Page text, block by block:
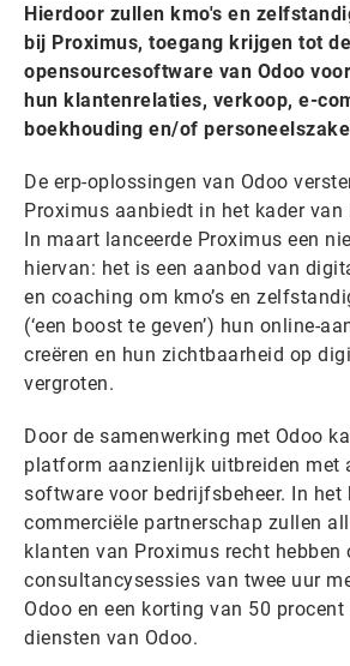
Hierdoor zullen kmo's en
bij Proximus, toegang krijgen tot de
opensourcesoftware van Odoo
hun klantenrelaties, verkoop, e-
boekhouding en/of
De erp-oplossingen van Odoo
Proximus aanbiedt in het kader van
In maart lanceerde Proximus een
hiervan: het is een aanbod van
en coaching om kmo’s en
(‘een boost te geven’) hun online-
creëren en hun zichtbaarheid op
vergroten.
Door de samenwerking met Odoo
platform aanzienlijk uitbreiden met
software voor bedrijfsbeheer. In het
commerciële partnerschap zullen
klanten van Proximus recht hebben
consultancysessies van twee uur
Odoo en een korting van 50
diensten van Odoo.